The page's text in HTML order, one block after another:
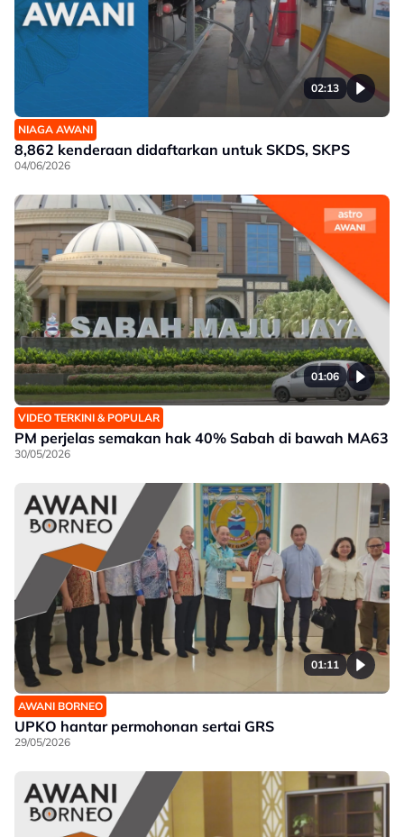
02:13
NIAGA AWANI
8,862 kenderaan didaftarkan untuk SKDS, SKPS
04/06/2026
01:06
VIDEO TERKINI & POPULAR
PM perjelas semakan hak 40% Sabah di bawah MA63
30/05/2026
01:11
AWANI BORNEO
UPKO hantar permohonan sertai GRS
29/05/2026